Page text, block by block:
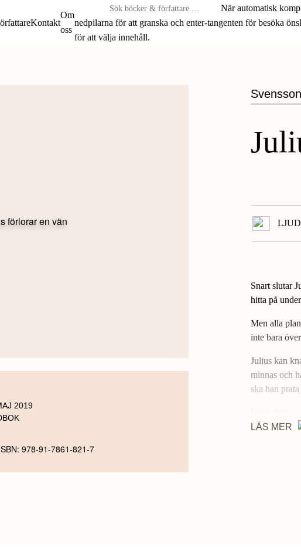
Kontakt
Om
oss
böcker
&
När automatisk
nedpilarna för att granska och enter-tangenten för besöka
för att välja innehåll.
2019
978-91-7861-821-7
Snart slutar
hitta på
Men alla
inte bara
Julius kan
minnas och
ska han
bästisar, och
LÄS MER